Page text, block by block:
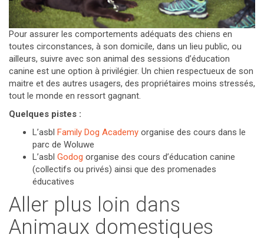
Pour assurer les comportements adéquats des chiens en
toutes circonstances, à son domicile, dans un lieu public, ou
ailleurs, suivre avec son animal des sessions d’éducation
canine est une option à privilégier. Un chien respectueux de son
maitre et des autres usagers, des propriétaires moins stressés,
tout le monde en ressort gagnant.
Quelques pistes :
L’asbl Family Dog Academy organise des cours dans le
parc de Woluwe
L’asbl Godog organise des cours d’éducation canine
(collectifs ou privés) ainsi que des promenades
éducatives
Aller plus loin dans
Animaux domestiques